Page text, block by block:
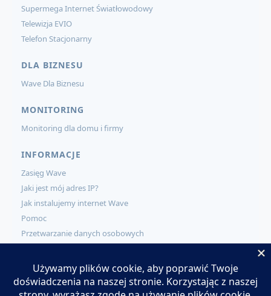
Supermega Internet Światłowodowy
Telewizja EVIO
Telefon Stacjonarny
DLA BIZNESU
Wave Dla Biznesu
MONITORING
Monitoring dla domu i firmy
INFORMACJE
Zasięg Wave
Jaki jest mój adres IP?
Jak instalujemy internet Wave
Pomoc
Przetwarzanie danych osobowych
Kontakt
Zamów usługi Wave